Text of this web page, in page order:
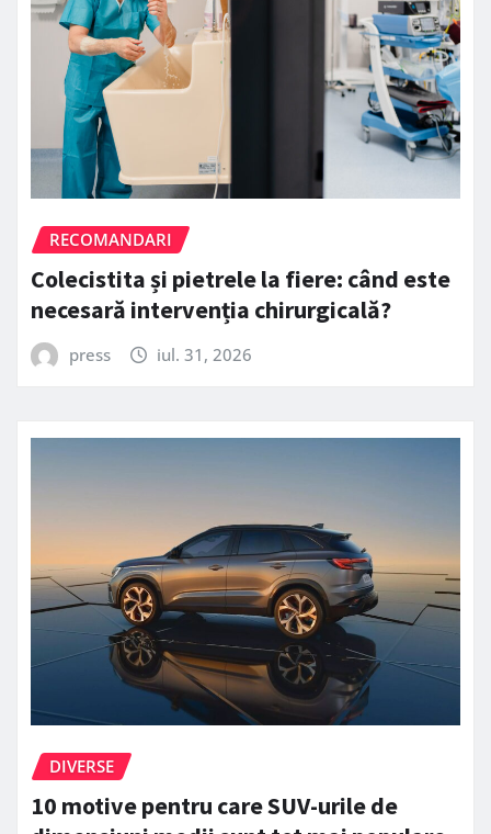
RECOMANDARI
Colecistita și pietrele la fiere: când este
necesară intervenția chirurgicală?
press iul. 31, 2026
DIVERSE
10 motive pentru care SUV-urile de